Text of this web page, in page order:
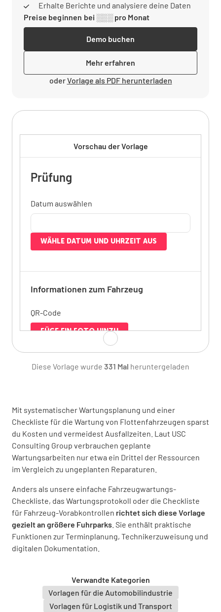
Erhalte Berichte und analysiere deine Daten
Preise beginnen bei ░░░ pro Monat
Demo buchen
Mehr erfahren
oderVorlage als PDF herunterladen
Mit systematischer Wartungsplanung und einer
Checkliste für die Wartung von Flottenfahrzeugen sparst
du Kosten und vermeidest Ausfallzeiten. Laut USC
Consulting Group verbrauchen geplante
Wartungsarbeiten nur etwa ein Drittel der Ressourcen
im Vergleich zu ungeplanten Reparaturen.
Anders als unsere einfache Fahrzeugwartungs-
Checkliste, das Wartungsprotokoll oder die Checkliste
für Fahrzeug-Vorabkontrollen richtet sich diese Vorlage
gezielt an größere Fuhrparks . Sie enthält praktische
Funktionen zur Terminplanung, Technikerzuweisung und
digitalen Dokumentation.
Verwandte Kategorien
Vorlagen für die Automobilindustrie
Vorlagen für Logistik und Transport
Vorschau der Vorlage
Prüfung
Datum auswählen
WÄHLE DATUM UND UHRZEIT AUS
Informationen zum Fahrzeug
QR-Code
FÜGE EIN FOTO HINZU
Fahrzeug-Identifikationsnummer (FIN)
FIN-Bild
FÜGE EIN FOTO HINZU
Farbe des Fahrzeugs
Diese Vorlage wurde 331 Mal heruntergeladen